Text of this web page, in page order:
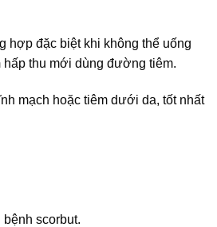
hợp đặc biệt khi không thể uống
hấp thu mới dùng đường tiêm.
mạch hoặc tiêm dưới da, tốt nhất
scorbut.